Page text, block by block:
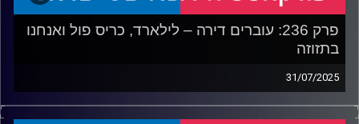
פרק 236: עוברים דירה – לילארד, כריס פול ואנחנו
בתזוזה
31/07/2025
פודקאסט האן.בי.איי עם ערן סורוקה, שרון דוידוביץ', משה